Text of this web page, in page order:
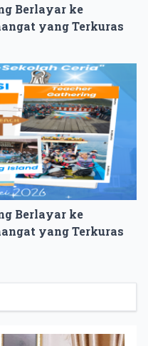
Berlayar ke
yang Terkuras
Berlayar ke
yang Terkuras